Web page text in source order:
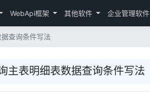
WebApi框架 其他软件 企业管理软件
查询条件写法
主表明细表数据查询条件写法